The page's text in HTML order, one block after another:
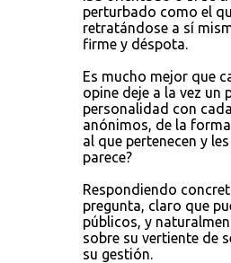
perturbado como el
retratándose a sí
firme y déspota.
Es mucho mejor que
opine deje a la vez un
personalidad con
anónimos, de la
al que pertenecen y
parece?
Respondiendo
pregunta, claro que
públicos, y
sobre su vertiente de
su gestión.